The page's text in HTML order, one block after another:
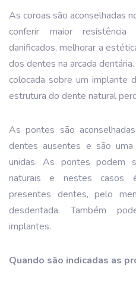
As coroas são aconselhadas
conferir maior
danificados, melhorar a
dos dentes na arcada
colocada sobre um implante
estrutura do dente natural
As pontes são
dentes ausentes e são
unidas. As pontes podem
naturais e nestes casos
presentes dentes, pelo
desdentada. Também
implantes.
Quando são indicadas as